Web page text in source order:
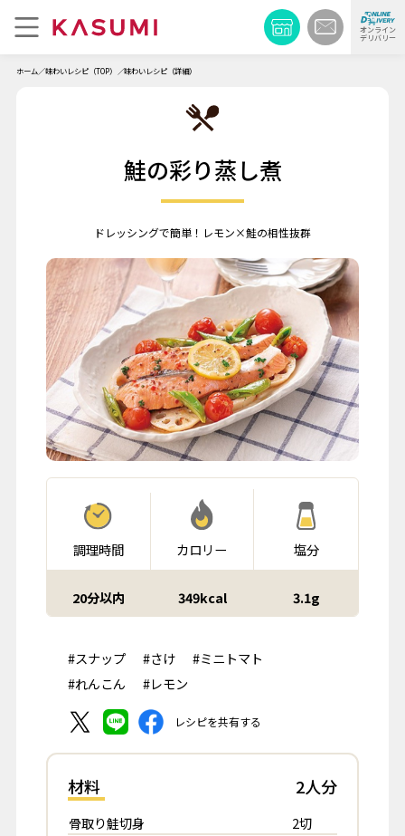
オンライン
デリバリー
ホーム 味わいレシピ（TOP） 味わいレシピ（詳細）
鮭の彩り蒸し煮
ドレッシングで簡単！レモン×鮭の相性抜群
調理時間
20分以内
カロリー
349kcal
塩分
3.1g
#スナップ #さけ
#ミニトマト
#れんこん
#レモン
レシピを共有する
材料 2人分
骨取り鮭切身
2切